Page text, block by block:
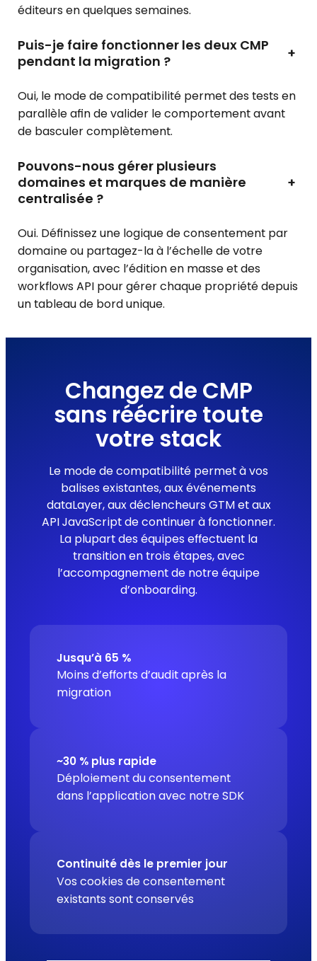
éditeurs en quelques semaines.
Puis-je faire fonctionner les deux CMP
pendant la migration ?
+
Oui, le mode de compatibilité permet des tests en
parallèle afin de valider le comportement avant
de basculer complètement.
Pouvons-nous gérer plusieurs
domaines et marques de manière
centralisée ?
+
Oui. Définissez une logique de consentement par
domaine ou partagez-la à l’échelle de votre
organisation, avec l’édition en masse et des
workflows API pour gérer chaque propriété depuis
un tableau de bord unique.
Changez de CMP
sans réécrire toute
votre stack
Le mode de compatibilité permet à vos
balises existantes, aux événements
dataLayer, aux déclencheurs GTM et aux
API JavaScript de continuer à fonctionner.
La plupart des équipes effectuent la
transition en trois étapes, avec
l’accompagnement de notre équipe
d’onboarding.
Jusqu’à 65 %
Moins d’efforts d’audit après la
migration
~30 % plus rapide
Déploiement du consentement
dans l’application avec notre SDK
Continuité dès le premier jour
Vos cookies de consentement
existants sont conservés